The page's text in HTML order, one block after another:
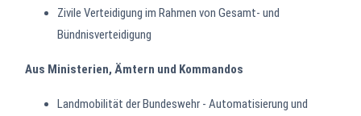
Zivile Verteidigung im Rahmen von Gesamt- und
Bündnisverteidigung
Aus Ministerien, Ämtern und Kommandos
Landmobilität der Bundeswehr - Automatisierung und